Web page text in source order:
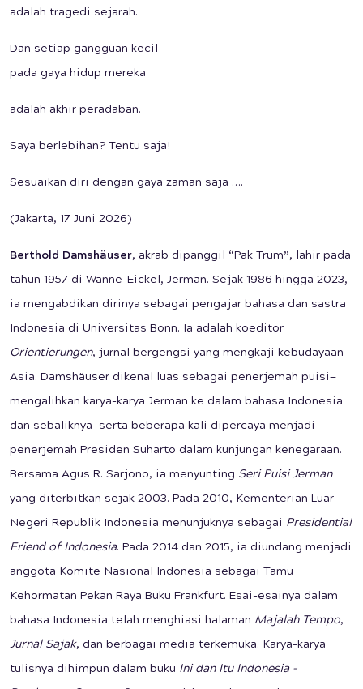
adalah tragedi sejarah.
Dan setiap gangguan kecil
pada gaya hidup mereka
adalah akhir peradaban.
Saya berlebihan? Tentu saja!
Sesuaikan diri dengan gaya zaman saja ….
(Jakarta, 17 Juni 2026)
Berthold Damshäuser, akrab dipanggil “Pak Trum”, lahir pada
tahun 1957 di Wanne-Eickel, Jerman. Sejak 1986 hingga 2023,
ia mengabdikan dirinya sebagai pengajar bahasa dan sastra
Indonesia di Universitas Bonn. Ia adalah koeditor
Orientierungen, jurnal bergengsi yang mengkaji kebudayaan
Asia. Damshäuser dikenal luas sebagai penerjemah puisi—
mengalihkan karya-karya Jerman ke dalam bahasa Indonesia
dan sebaliknya—serta beberapa kali dipercaya menjadi
penerjemah Presiden Suharto dalam kunjungan kenegaraan.
Bersama Agus R. Sarjono, ia menyunting Seri Puisi Jerman
yang diterbitkan sejak 2003. Pada 2010, Kementerian Luar
Negeri Republik Indonesia menunjuknya sebagai Presidential
Friend of Indonesia. Pada 2014 dan 2015, ia diundang menjadi
anggota Komite Nasional Indonesia sebagai Tamu
Kehormatan Pekan Raya Buku Frankfurt. Esai-esainya dalam
bahasa Indonesia telah menghiasi halaman Majalah Tempo,
Jurnal Sajak, dan berbagai media terkemuka. Karya-karya
tulisnya dihimpun dalam buku Ini dan Itu Indonesia –